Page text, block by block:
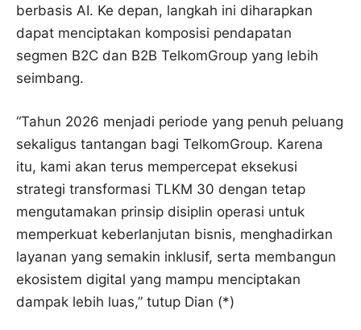
berbasis AI. Ke depan, langkah ini diharapkan
dapat menciptakan komposisi pendapatan
segmen B2C dan B2B TelkomGroup yang lebih
seimbang.
“Tahun 2026 menjadi periode yang penuh peluang
sekaligus tantangan bagi TelkomGroup. Karena
itu, kami akan terus mempercepat eksekusi
strategi transformasi TLKM 30 dengan tetap
mengutamakan prinsip disiplin operasi untuk
memperkuat keberlanjutan bisnis, menghadirkan
layanan yang semakin inklusif, serta membangun
ekosistem digital yang mampu menciptakan
dampak lebih luas,” tutup Dian (*)